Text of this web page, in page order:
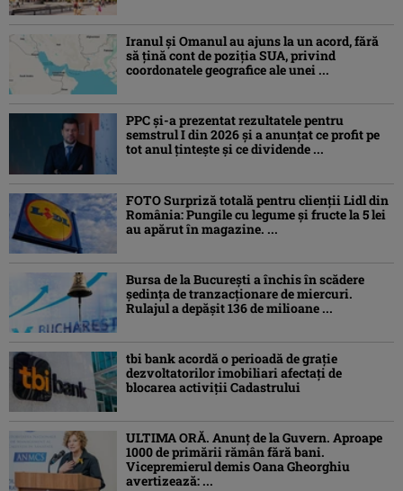
Iranul și Omanul au ajuns la un acord, fără
să țină cont de poziția SUA, privind
coordonatele geografice ale unei ...
PPC și-a prezentat rezultatele pentru
semstrul I din 2026 și a anunțat ce profit pe
tot anul țintește și ce dividende ...
FOTO Surpriză totală pentru clienții Lidl din
România: Pungile cu legume și fructe la 5 lei
au apărut în magazine. ...
Bursa de la București a închis în scădere
ședința de tranzacționare de miercuri.
Rulajul a depășit 136 de milioane ...
tbi bank acordă o perioadă de grație
dezvoltatorilor imobiliari afectați de
blocarea activiții Cadastrului
ULTIMA ORĂ. Anunț de la Guvern. Aproape
1000 de primării rămân fără bani.
Vicepremierul demis Oana Gheorghiu
avertizează: ...